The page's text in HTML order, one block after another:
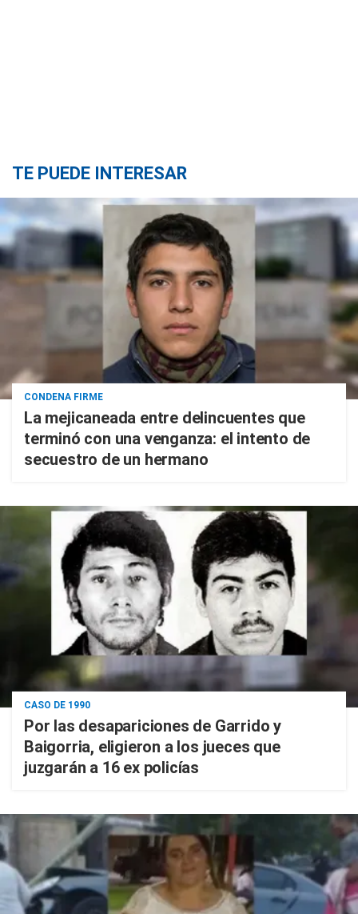
TE PUEDE INTERESAR
CONDENA FIRME
La mejicaneada entre delincuentes que
terminó con una venganza: el intento de
secuestro de un hermano
CASO DE 1990
Por las desapariciones de Garrido y
Baigorria, eligieron a los jueces que
juzgarán a 16 ex policías